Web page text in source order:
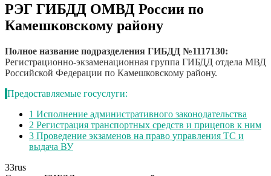
РЭГ ГИБДД ОМВД России по
Камешковскому району
Полное название подразделения ГИБДД №1117130:
Регистрационно-экзаменационная группа ГИБДД отдела МВД
Российской Федерации по Камешковскому району.
Предоставляемые госуслуги:
1 Исполнение административного законодательства
2 Регистрация транспортных средств и прицепов к ним
3 Проведение экзаменов на право управления ТС и
выдача ВУ
33rus